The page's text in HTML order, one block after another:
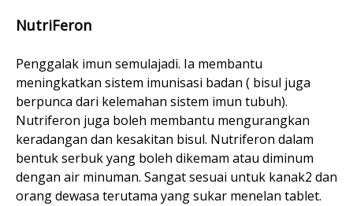
NutriFeron
Penggalak imun semulajadi. Ia membantu
meningkatkan sistem imunisasi badan ( bisul juga
berpunca dari kelemahan sistem imun tubuh).
Nutriferon juga boleh membantu mengurangkan
keradangan dan kesakitan bisul. Nutriferon dalam
bentuk serbuk yang boleh dikemam atau diminum
dengan air minuman. Sangat sesuai untuk kanak2 dan
orang dewasa terutama yang sukar menelan tablet.